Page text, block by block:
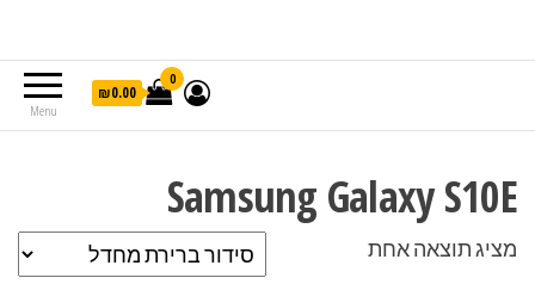
Menu
0
₪0.00
Samsung Galaxy S10E
מציג תוצאה אחת